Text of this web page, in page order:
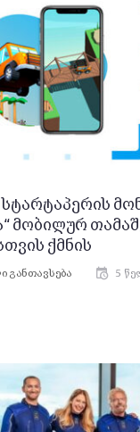
მობილურ
ქმნის
განთავსება 5